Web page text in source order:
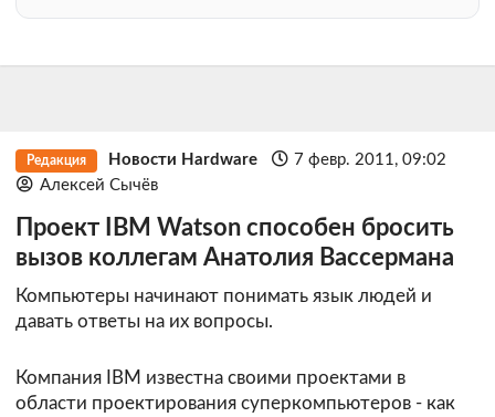
Редакция Новости Hardware
7 февр. 2011, 09:02
Алексей Сычёв
Проект IBM Watson способен бросить
вызов коллегам Анатолия Вассермана
Компьютеры начинают понимать язык людей и
давать ответы на их вопросы.
Компания IBM известна своими проектами в
области проектирования суперкомпьютеров - как